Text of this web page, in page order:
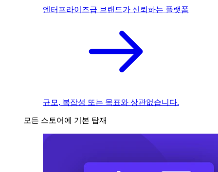
엔터프라이즈급 브랜드가 신뢰하는 플랫폼
규모, 복잡성 또는 목표와 상관없습니다.
모든 스토어에 기본 탑재